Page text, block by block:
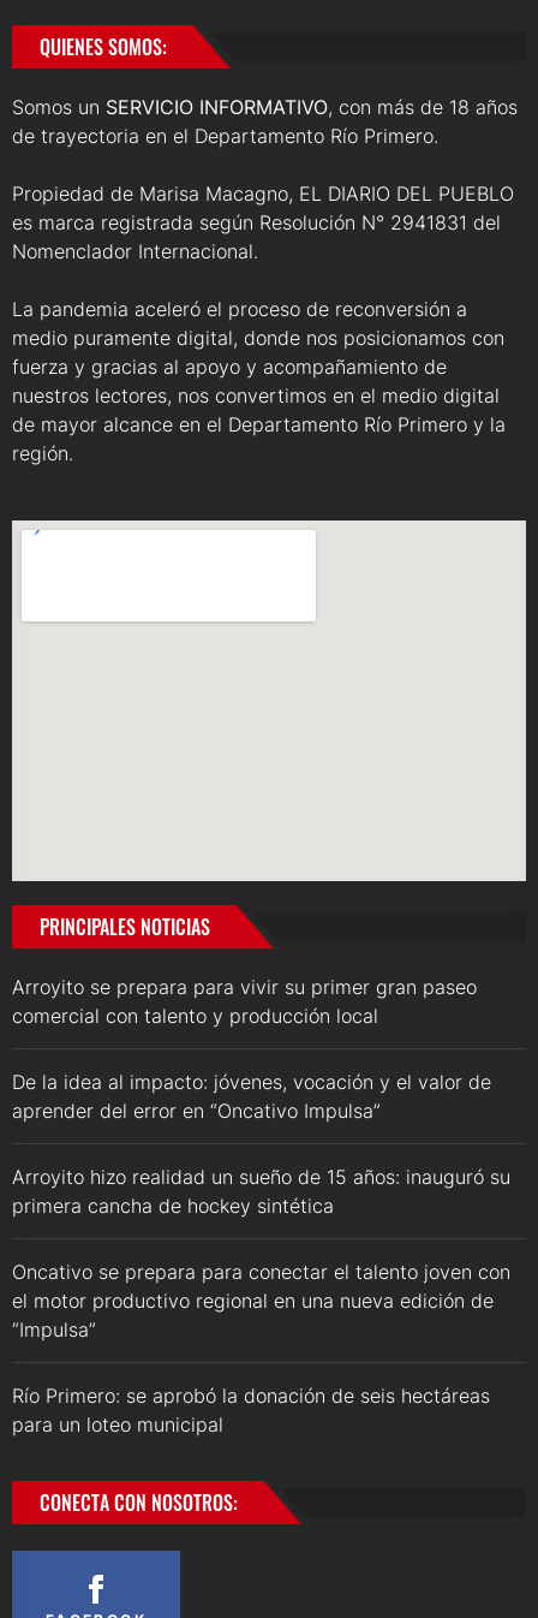
QUIENES SOMOS:
Somos un SERVICIO INFORMATIVO, con más de 18 años
de trayectoria en el Departamento Río Primero.
Propiedad de Marisa Macagno, EL DIARIO DEL PUEBLO
es marca registrada según Resolución N° 2941831 del
Nomenclador Internacional.
La pandemia aceleró el proceso de reconversión a
medio puramente digital, donde nos posicionamos con
fuerza y gracias al apoyo y acompañamiento de
nuestros lectores, nos convertimos en el medio digital
de mayor alcance en el Departamento Río Primero y la
región.
PRINCIPALES NOTICIAS
Arroyito se prepara para vivir su primer gran paseo
comercial con talento y producción local
De la idea al impacto: jóvenes, vocación y el valor de
aprender del error en “Oncativo Impulsa”
Arroyito hizo realidad un sueño de 15 años: inauguró su
primera cancha de hockey sintética
Oncativo se prepara para conectar el talento joven con
el motor productivo regional en una nueva edición de
“Impulsa”
Río Primero: se aprobó la donación de seis hectáreas
para un loteo municipal
CONECTA CON NOSOTROS: